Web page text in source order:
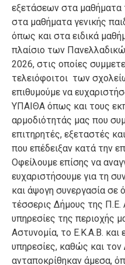
εξετάσεων στα
στα μαθήματα γενικής
όπως και στα ειδικά
πλαίσιο των
2026, στις οποίες
τελειόφοιτοι των
επιθυμούμε να
ΥΠΑΙΘΑ όπως και τους
αρμοδιότητάς μας που
επιτηρητές, εξεταστές
που επέδειξαν κατά την
Οφείλουμε επίσης να
ευχαριστήσουμε για τη
και άψογη συνεργασία σε
τέσσερις Δήμους της Π.Ε.
υπηρεσίες της περιοχής
Αστυνομία, το Ε.Κ.Α.Β. και
υπηρεσίες, καθώς και
ανταποκρίθηκαν άμεσα,